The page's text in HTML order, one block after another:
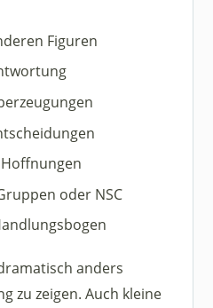
Figuren
oder NSC
anders
zu zeigen. Auch kleine